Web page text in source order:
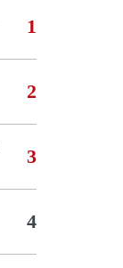
1
2
3
4